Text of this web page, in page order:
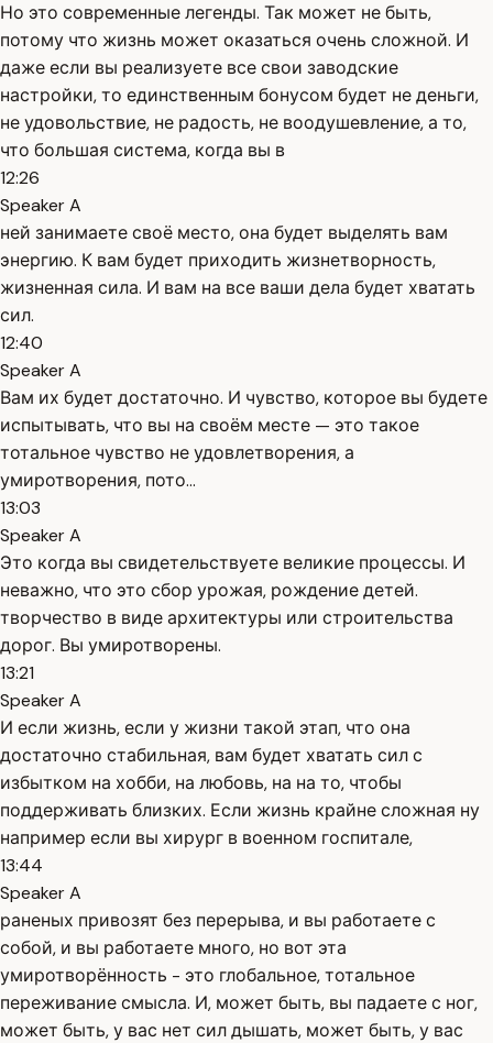
Но это современные легенды. Так может не быть,
потому что жизнь может оказаться очень сложной. И
даже если вы реализуете все свои заводские
настройки, то единственным бонусом будет не деньги,
не удовольствие, не радость, не воодушевление, а то,
что большая система, когда вы в
12:26
Speaker A
ней занимаете своё место, она будет выделять вам
энергию. К вам будет приходить жизнетворность,
жизненная сила. И вам на все ваши дела будет хватать
сил.
12:40
Speaker A
Вам их будет достаточно. И чувство, которое вы будете
испытывать, что вы на своём месте — это такое
тотальное чувство не удовлетворения, а
умиротворения, пото...
13:03
Speaker A
Это когда вы свидетельствуете великие процессы. И
неважно, что это сбор урожая, рождение детей.
творчество в виде архитектуры или строительства
дорог. Вы умиротворены.
13:21
Speaker A
И если жизнь, если у жизни такой этап, что она
достаточно стабильная, вам будет хватать сил с
избытком на хобби, на любовь, на на то, чтобы
поддерживать близких. Если жизнь крайне сложная ну
например если вы хирург в военном госпитале,
13:44
Speaker A
раненых привозят без перерыва, и вы работаете с
собой, и вы работаете много, но вот эта
умиротворённость - это глобальное, тотальное
переживание смысла. И, может быть, вы падаете с ног,
может быть, у вас нет сил дышать, может быть, у вас